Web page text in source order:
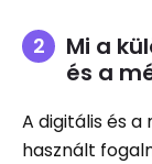
Mi a
és a
A digitális és
használt